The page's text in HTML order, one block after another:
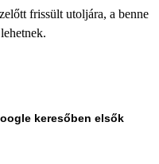
frissült utoljára, a benne
keresőben elsők